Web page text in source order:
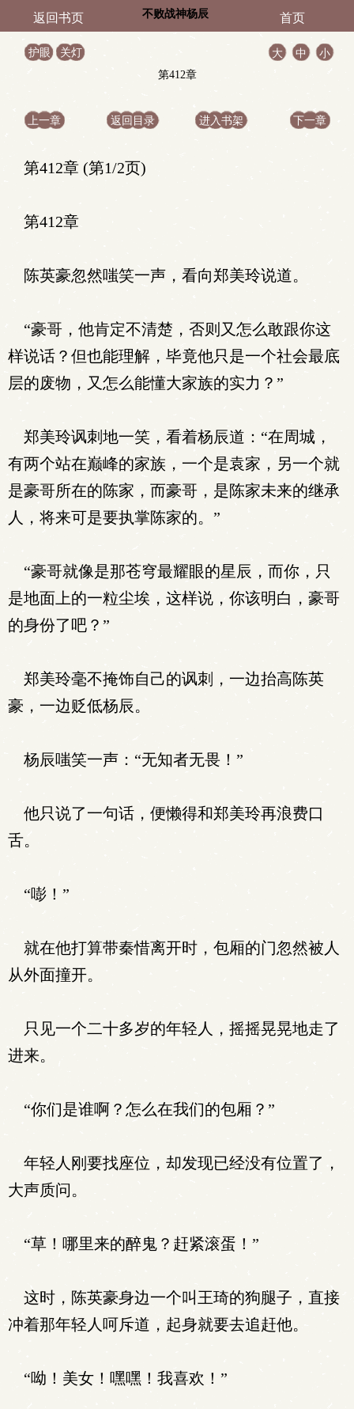
返回书页 不败战神杨辰 首页
护眼 关灯 大 中
小
第412章
上一章 返回目录 进入书架 下一章
第412章 (第1/2页)
第412章
陈英豪忽然嗤笑一声，看向郑美玲说道。
“豪哥，他肯定不清楚，否则又怎么敢跟你这
样说话？但也能理解，毕竟他只是一个社会最底
层的废物，又怎么能懂大家族的实力？”
郑美玲讽刺地一笑，看着杨辰道：“在周城，
有两个站在巅峰的家族，一个是袁家，另一个就
是豪哥所在的陈家，而豪哥，是陈家未来的继承
人，将来可是要执掌陈家的。”
“豪哥就像是那苍穹最耀眼的星辰，而你，只
是地面上的一粒尘埃，这样说，你该明白，豪哥
的身份了吧？”
郑美玲毫不掩饰自己的讽刺，一边抬高陈英
豪，一边贬低杨辰。
杨辰嗤笑一声：“无知者无畏！”
他只说了一句话，便懒得和郑美玲再浪费口
舌。
“嘭！”
就在他打算带秦惜离开时，包厢的门忽然被人
从外面撞开。
只见一个二十多岁的年轻人，摇摇晃晃地走了
进来。
“你们是谁啊？怎么在我们的包厢？”
年轻人刚要找座位，却发现已经没有位置了，
大声质问。
“草！哪里来的醉鬼？赶紧滚蛋！”
这时，陈英豪身边一个叫王琦的狗腿子，直接
冲着那年轻人呵斥道，起身就要去追赶他。
“呦！美女！嘿嘿！我喜欢！”